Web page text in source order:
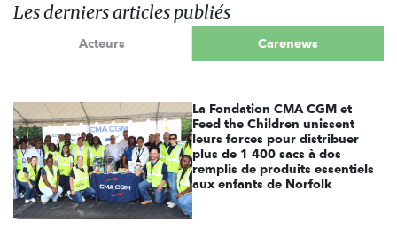
Les derniers articles publiés
Acteurs Carenews
La Fondation CMA CGM et
Feed the Children unissent
leurs forces pour distribuer
plus de 1 400 sacs à dos
remplis de produits essentiels
aux enfants de Norfolk